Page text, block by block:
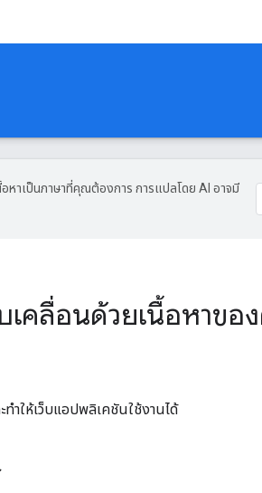
หาเป็นภาษาที่คุณต้องการ การแปลโดย AI อาจมี
เคลื่อนด้วยเนื้อหาขอ
ำให้เว็บแอปพลิเคชันใช้งานได้